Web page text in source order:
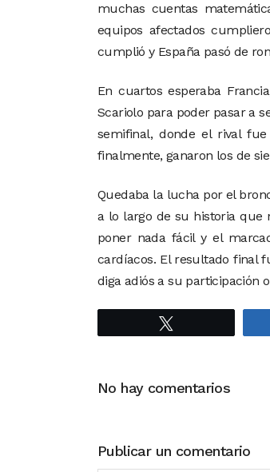
muchas cuentas
equipos afectados
cumplió y España pasó de
En cuartos esperaba
Scariolo para poder pasar a
semifinal, donde el rival
finalmente, ganaron los de
Quedaba la lucha por el
a lo largo de su historia que
poner nada fácil y el
cardíacos. El resultado final
diga adiós a su participación
No hay comentarios
Publicar un comentario